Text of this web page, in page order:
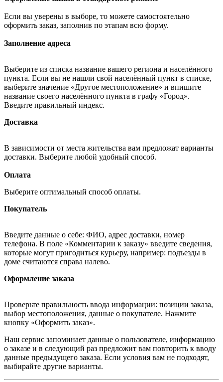
Если вы уверены в выборе, то можете самостоятельно
оформить заказ, заполнив по этапам всю форму.
Заполнение адреса
Выберите из списка название вашего региона и населённого
пункта. Если вы не нашли свой населённый пункт в списке,
выберите значение «Другое местоположение» и впишите
название своего населённого пункта в графу «Город».
Введите правильный индекс.
Доставка
В зависимости от места жительства вам предложат варианты
доставки. Выберите любой удобный способ.
Оплата
Выберите оптимальный способ оплаты.
Покупатель
Введите данные о себе: ФИО, адрес доставки, номер
телефона. В поле «Комментарии к заказу» введите сведения,
которые могут пригодиться курьеру, например: подъезды в
доме считаются справа налево.
Оформление заказа
Проверьте правильность ввода информации: позиции заказа,
выбор местоположения, данные о покупателе. Нажмите
кнопку «Оформить заказ».
Наш сервис запоминает данные о пользователе, информацию
о заказе и в следующий раз предложит вам повторить к вводу
данные предыдущего заказа. Если условия вам не подходят,
выбирайте другие варианты.